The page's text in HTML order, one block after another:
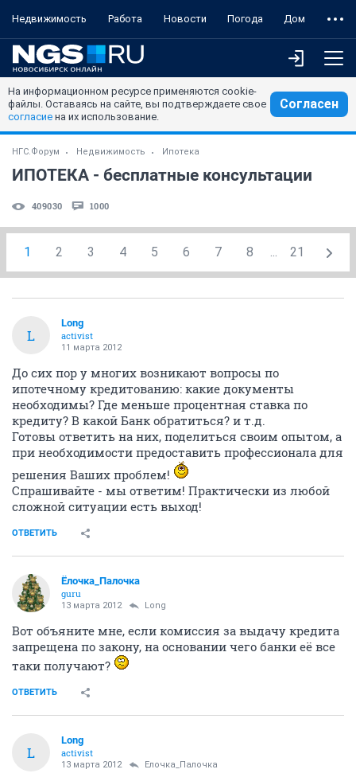
Недвижимость Работа Новости Погода Дом
На информационном ресурсе применяются cookie-
файлы. Оставаясь на сайте, вы подтверждаете свое
согласие на их использование.
Согласен
НГС.Форум Недвижимость Ипотека
ИПОТЕКА - бесплатные консультации
409030 1000
1 2 3 4 5 6 7 8 ... 21
L
Long
activist
11 марта 2012
До сих пор у многих возникают вопросы по
ипотечному кредитованию: какие документы
необходимы? Где меньше процентная ставка по
кредиту? В какой Банк обратиться? и т.д.
Готовы ответить на них, поделиться своим опытом, а
при необходимости предоставить профессионала для
решения Ваших проблем!
Спрашивайте - мы ответим! Практически из любой
сложной ситуации есть выход!
ОТВЕТИТЬ
Ёлочка_Палочка
guru
13 марта 2012 Long
Вот объяните мне, если комиссия за выдачу кредита
запрещена по закону, на основании чего банки её все
таки получают?
ОТВЕТИТЬ
L
Long
activist
13 марта 2012 Ёлочка_Палочка